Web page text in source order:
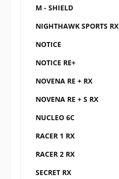
M - SHIELD
NIGHTHAWK SPORTS RX
NOTICE
NOTICE RE+
NOVENA RE + RX
NOVENA RE + S RX
NUCLEO 6C
RACER 1 RX
RACER 2 RX
SECRET RX